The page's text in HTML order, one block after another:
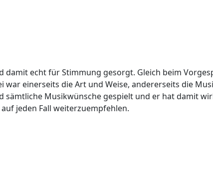
echt für Stimmung gesorgt. Gleich beim
einerseits die Art und Weise, andererseits die
sämtliche Musikwünsche gespielt und er hat damit
jeden Fall weiterzuempfehlen.